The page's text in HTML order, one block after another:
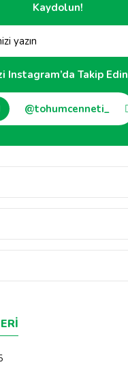
Kaydolun!
Instagram’da Takip Edin
@tohumcenneti_